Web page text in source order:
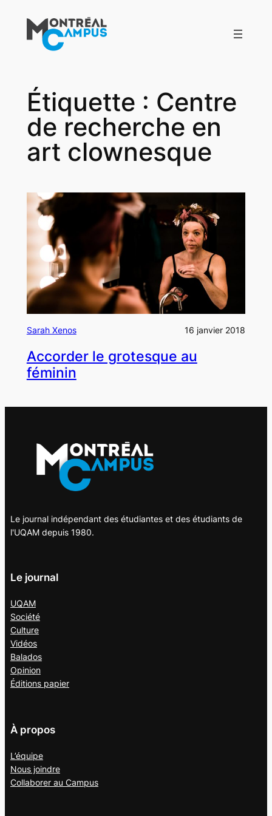
contenu
Étiquette : Centre
de recherche en
art clownesque
Sarah Xenos 16 janvier 2018
Accorder le grotesque au
féminin
Le journal indépendant des étudiantes et des étudiants de
l'UQAM depuis 1980.
Le journal
UQAM
Société
Culture
Vidéos
Balados
Opinion
Éditions papier
À propos
L’équipe
Nous joindre
Collaborer au Campus